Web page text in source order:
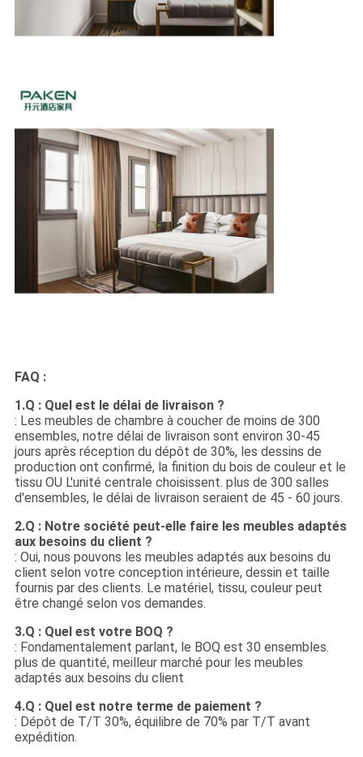
FAQ :
1.Q : Quel est le délai de livraison ?
: Les meubles de chambre à coucher de moins de 300
ensembles, notre délai de livraison sont environ 30-45
jours après réception du dépôt de 30%, les dessins de
production ont confirmé, la finition du bois de couleur et le
tissu OU L'unité centrale choisissent. plus de 300 salles
d'ensembles, le délai de livraison seraient de 45 - 60 jours.
2.Q : Notre société peut-elle faire les meubles adaptés
aux besoins du client ?
: Oui, nous pouvons les meubles adaptés aux besoins du
client selon votre conception intérieure, dessin et taille
fournis par des clients. Le matériel, tissu, couleur peut
être changé selon vos demandes.
3.Q : Quel est votre BOQ ?
: Fondamentalement parlant, le BOQ est 30 ensembles.
plus de quantité, meilleur marché pour les meubles
adaptés aux besoins du client
4.Q : Quel est notre terme de paiement ?
: Dépôt de T/T 30%, équilibre de 70% par T/T avant
expédition.